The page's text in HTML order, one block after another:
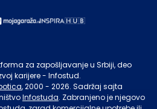
za zapošljavanje u Srbiji, deo
karijere - Infostud.
, 2000 - 2026. Sadržaj sajta
Infostuda. Zabranjeno je njegovo